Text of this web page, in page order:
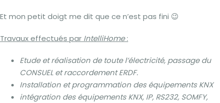
Et mon petit doigt me dit que ce n’est pas fini 😉
Travaux effectués par IntelliHome:
Etude et réalisation de toute l’électricité, passage du
CONSUEL et raccordement ERDF.
Installation et programmation des équipements KNX
intégration des équipements KNX, IP, RS232, SOMFY,